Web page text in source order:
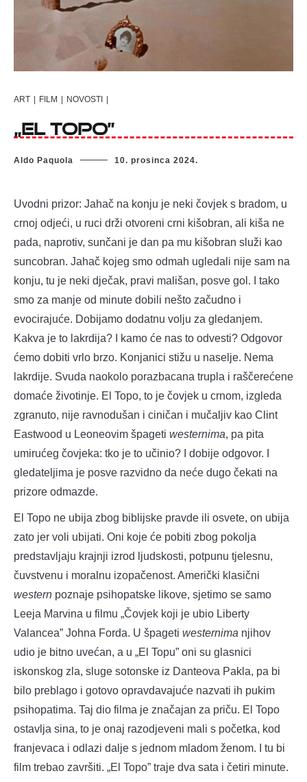
ART | FILM | NOVOSTI |
„El Topo”
Aldo Paquola 10. prosinca 2024.
Uvodni prizor: Jahač na konju je neki čovjek s bradom, u
crnoj odjeći, u ruci drži otvoreni crni kišobran, ali kiša ne
pada, naprotiv, sunčani je dan pa mu kišobran služi kao
suncobran. Jahač kojeg smo odmah ugledali nije sam na
konju, tu je neki dječak, pravi mališan, posve gol. I tako
smo za manje od minute dobili nešto začudno i
evocirajuće. Dobijamo dodatnu volju za gledanjem.
Kakva je to lakrdija? I kamo će nas to odvesti? Odgovor
ćemo dobiti vrlo brzo. Konjanici stižu u naselje. Nema
lakrdije. Svuda naokolo porazbacana trupla i raščerećene
domaće životinje. El Topo, to je čovjek u crnom, izgleda
zgranuto, nije ravnodušan i ciničan i mučaljiv kao Clint
Eastwood u Leoneovim špageti westernima, pa pita
umirućeg čovjeka: tko je to učinio? I dobije odgovor. I
gledateljima je posve razvidno da neće dugo čekati na
prizore odmazde.
El Topo ne ubija zbog biblijske pravde ili osvete, on ubija
zato jer voli ubijati. Oni koje će pobiti zbog pokolja
predstavljaju krajnji izrod ljudskosti, potpunu tjelesnu,
čuvstvenu i moralnu izopačenost. Američki klasični
western poznaje psihopatske likove, sjetimo se samo
Leeja Marvina u filmu „Čovjek koji je ubio Liberty
Valancea” Johna Forda. U špageti westernima njihov
udio je bitno uvećan, a u „El Topu” oni su glasnici
iskonskog zla, sluge sotonske iz Danteova Pakla, pa bi
bilo preblago i gotovo opravdavajuće nazvati ih pukim
psihopatima. Taj dio filma je značajan za priču. El Topo
ostavlja sina, to je onaj razodjeveni mali s početka, kod
franjevaca i odlazi dalje s jednom mladom ženom. I tu bi
film trebao završiti. „El Topo” traje dva sata i četiri minute.